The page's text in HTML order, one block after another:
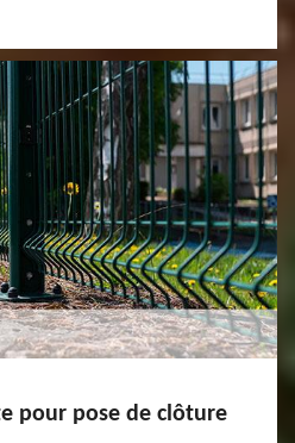
pour pose de clôture